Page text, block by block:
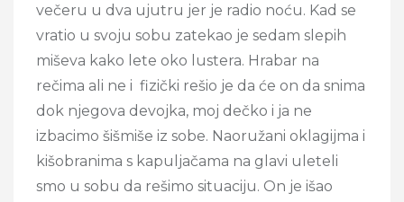
večeru u dva ujutru jer je radio noću. Kad se
vratio u svoju sobu zatekao je sedam slepih
miševa kako lete oko lustera. Hrabar na
rečima ali ne i fizički rešio je da će on da snima
dok njegova devojka, moj dečko i ja ne
izbacimo šišmiše iz sobe. Naoružani oklagijma i
kišobranima s kapuljačama na glavi uleteli
smo u sobu da rešimo situaciju. On je išao